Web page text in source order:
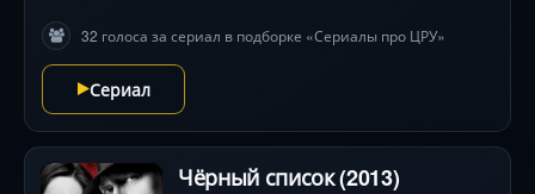
32 голоса за сериал в подборке «Сериалы про ЦРУ»
Сериал
Чёрный список (2013)